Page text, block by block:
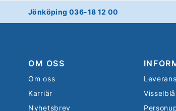
Jönköping 036-18 12 00
OM OSS
Om oss
Karriär
Nyhetsbrev